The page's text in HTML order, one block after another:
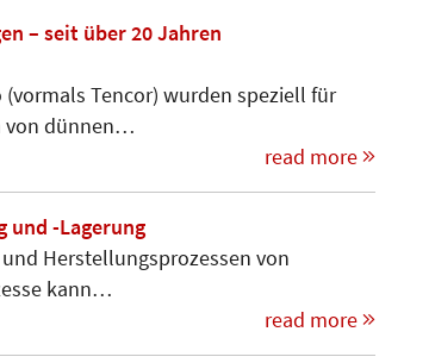
– seit über 20 Jahren
Tencor) wurden speziell für
von dünnen…
read more
und -Lagerung
Herstellungsprozessen von
kann…
read more